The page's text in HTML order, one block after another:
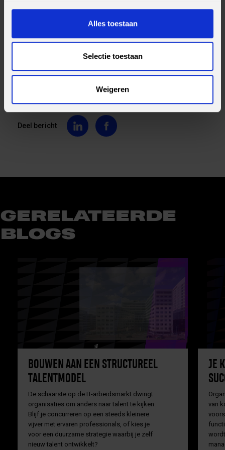
Alles toestaan
Selectie toestaan
Weigeren
DE ZACHTE KANT VAN DE ENEN EN NULLEN
Deel bericht
GERELATEERDE
BLOGS
BOUWEN AAN EEN STRUCTUREEL
TALENTMODEL
De schaarste op de IT-arbeidsmarkt dwingt
organisaties om anders naar talent te kijken.
Blijf je concurreren op een steeds kleinere
vijver met ervaren professionals, of kies je
voor een duurzame strategie waarbij je zelf
nieuw talent ontwikkelt?
JE
van